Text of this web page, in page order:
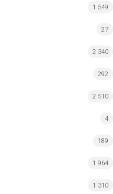
1 549
27
2 340
292
2 510
4
189
1 964
1 310